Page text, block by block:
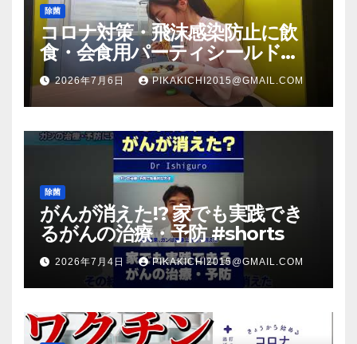
除菌
コロナ対策・飛沫感染防止に飲
食・会食用パーティシールド
（マスク会食代替品）ＦＢＣ福井
放送のＴＶ番組での紹介映像
2026年7月6日 PIKAKICHI2015@GMAIL.COM
除菌
がんが消えた!? 家でも実践でき
るがんの治療・予防 #shorts
2026年7月4日 PIKAKICHI2015@GMAIL.COM